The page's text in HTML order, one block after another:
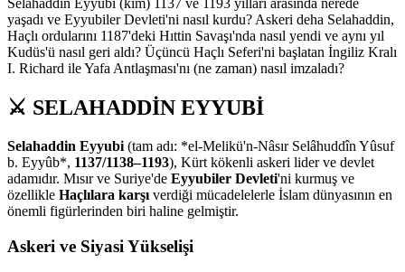
Selahaddin Eyyubi (kim) 1137 ve 1193 yılları arasında nerede
yaşadı ve Eyyubiler Devleti'ni nasıl kurdu? Askeri deha Selahaddin,
Haçlı ordularını 1187'deki Hıttin Savaşı'nda nasıl yendi ve aynı yıl
Kudüs'ü nasıl geri aldı? Üçüncü Haçlı Seferi'ni başlatan İngiliz Kralı
I. Richard ile Yafa Antlaşması'nı (ne zaman) nasıl imzaladı?
⚔️ SELAHADDİN EYYUBİ
Selahaddin Eyyubi (tam adı: *el-Melikü'n-Nâsır Selâhuddîn Yûsuf
b. Eyyûb*, 1137/1138–1193), Kürt kökenli askeri lider ve devlet
adamıdır. Mısır ve Suriye'de Eyyubiler Devleti'ni kurmuş ve
özellikle Haçlılara karşı verdiği mücadelelerle İslam dünyasının en
önemli figürlerinden biri haline gelmiştir.
Askeri ve Siyasi Yükselişi